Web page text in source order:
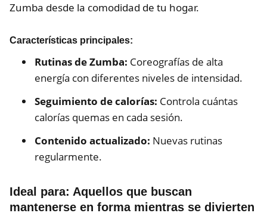
Zumba desde la comodidad de tu hogar.
Características principales:
Rutinas de Zumba: Coreografías de alta
energía con diferentes niveles de intensidad.
Seguimiento de calorías: Controla cuántas
calorías quemas en cada sesión.
Contenido actualizado: Nuevas rutinas
regularmente.
Ideal para: Aquellos que buscan
mantenerse en forma mientras se divierten